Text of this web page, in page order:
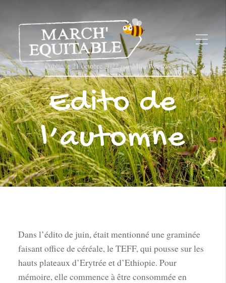
Publié le21 octobre 2022parMila Weissweiler
Edito de
l’automne
Dans l’édito de juin, était mentionné une graminée
faisant office de céréale, le TEFF, qui pousse sur les
hauts plateaux d’Erytrée et d’Ethiopie. Pour
mémoire, elle commence à être consommée en